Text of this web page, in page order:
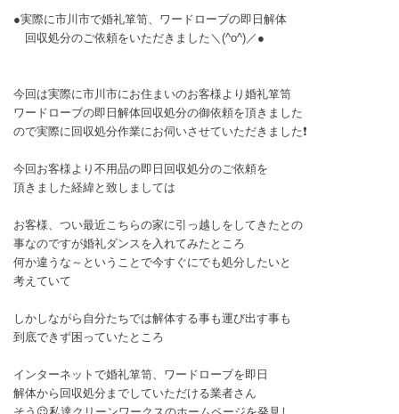
●実際に市川市で婚礼箪笥、ワードローブの即日解体
回収処分のご依頼をいただきました＼(^o^)／●
今回は実際に市川市にお住まいのお客様より婚礼箪笥
ワードローブの即日解体回収処分の御依頼を頂きました
ので実際に回収処分作業にお伺いさせていただきました❗
今回お客様より不用品の即日回収処分のご依頼を
頂きました経緯と致しましては
お客様、つい最近こちらの家に引っ越しをしてきたとの
事なのですが婚礼ダンスを入れてみたところ
何か違うな～ということで今すぐにでも処分したいと
考えていて
しかしながら自分たちでは解体する事も運び出す事も
到底できず困っていたところ
インターネットで婚礼箪笥、ワードローブを即日
解体から回収処分までしていただける業者さん